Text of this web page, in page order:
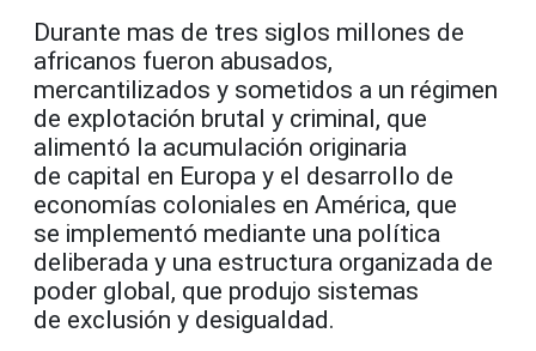
Durante mas de tres siglos millones de
africanos fueron abusados,
mercantilizados y sometidos a un régimen
de explotación brutal y criminal, que
alimentó la acumulación originaria
de capital en Europa y el desarrollo de
economías coloniales en América, que
se implementó mediante una política
deliberada y una estructura organizada de
poder global, que produjo sistemas
de exclusión y desigualdad.